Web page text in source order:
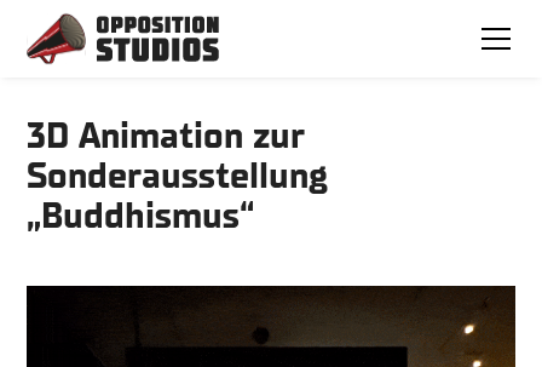
3D Animation zur
Sonderausstellung
„Buddhismus“